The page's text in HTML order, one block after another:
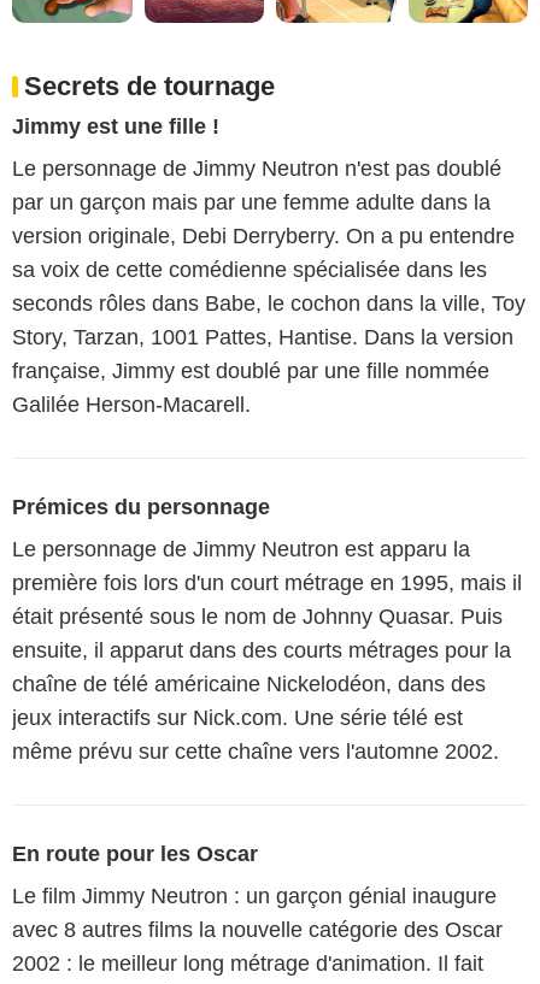
Secrets de tournage
Jimmy est une fille !
Le personnage de Jimmy Neutron n'est pas doublé
par un garçon mais par une femme adulte dans la
version originale, Debi Derryberry. On a pu entendre
sa voix de cette comédienne spécialisée dans les
seconds rôles dans Babe, le cochon dans la ville, Toy
Story, Tarzan, 1001 Pattes, Hantise. Dans la version
française, Jimmy est doublé par une fille nommée
Galilée Herson-Macarell.
Prémices du personnage
Le personnage de Jimmy Neutron est apparu la
première fois lors d'un court métrage en 1995, mais il
était présenté sous le nom de Johnny Quasar. Puis
ensuite, il apparut dans des courts métrages pour la
chaîne de télé américaine Nickelodéon, dans des
jeux interactifs sur Nick.com. Une série télé est
même prévu sur cette chaîne vers l'automne 2002.
En route pour les Oscar
Le film Jimmy Neutron : un garçon génial inaugure
avec 8 autres films la nouvelle catégorie des Oscar
2002 : le meilleur long métrage d'animation. Il fait